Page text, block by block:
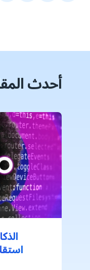
أحدث